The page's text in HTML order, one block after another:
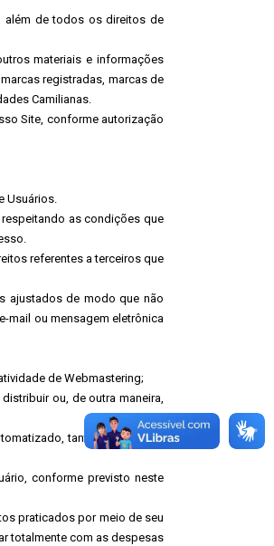
além de todos os direitos de
materiais e informações
registradas, marcas de
Camilianas.
Site, conforme autorização
Usuários.
as condições que
referentes a terceiros que
ajustados de modo que não
mail ou mensagem eletrônica
de Webmastering;
ou, de outra maneira,
tanto para realizar
conforme previsto neste
praticados por meio de seu
totalmente com as despesas